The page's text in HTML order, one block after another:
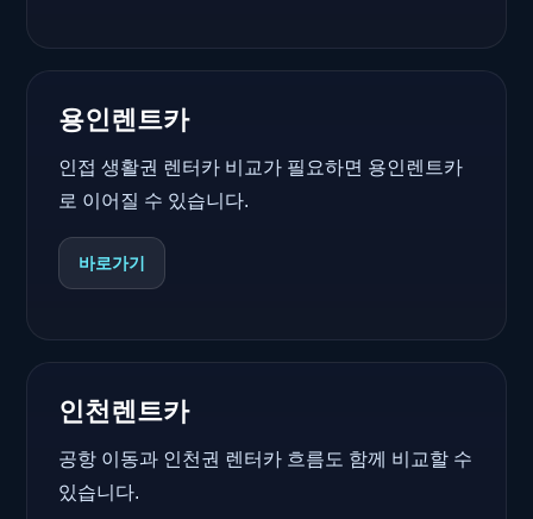
용인렌트카
인접 생활권 렌터카 비교가 필요하면 용인렌트카
로 이어질 수 있습니다.
바로가기
인천렌트카
공항 이동과 인천권 렌터카 흐름도 함께 비교할 수
있습니다.